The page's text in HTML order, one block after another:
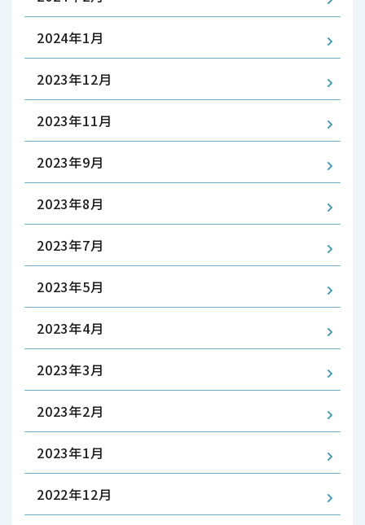
2024年1月
2023年12月
2023年11月
2023年9月
2023年8月
2023年7月
2023年5月
2023年4月
2023年3月
2023年2月
2023年1月
2022年12月